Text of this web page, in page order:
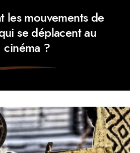
les mouvements de
se déplacent au
cinéma ?